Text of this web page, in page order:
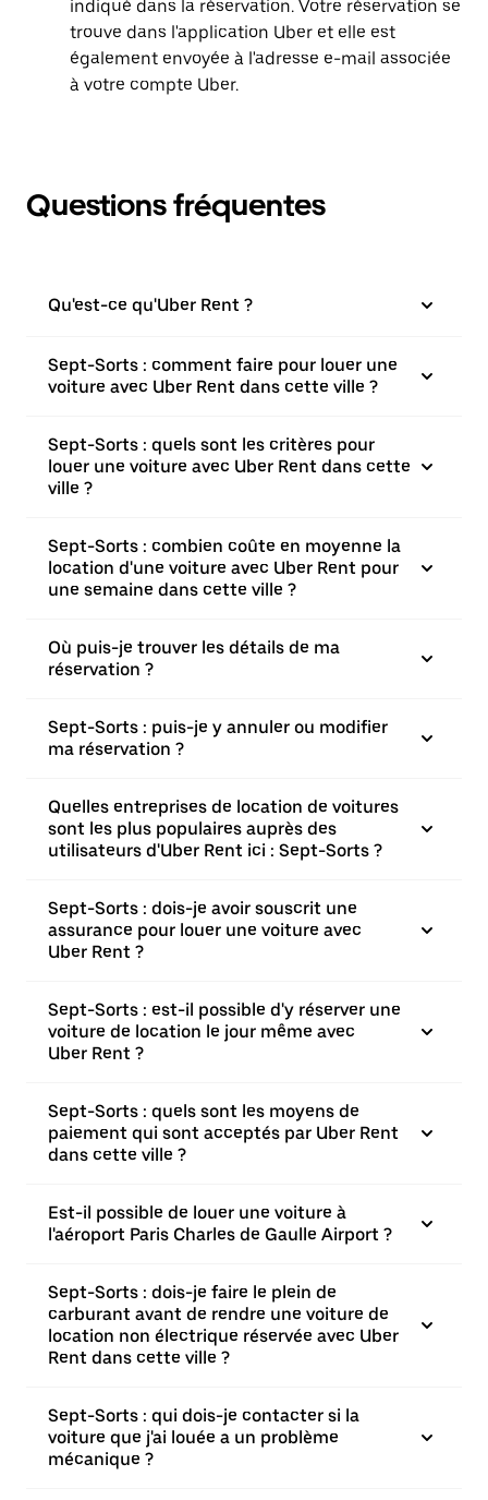
indiqué dans la réservation. Votre réservation se
trouve dans l'application Uber et elle est
également envoyée à l'adresse e-mail associée
à votre compte Uber.
Questions fréquentes
Qu'est-ce qu'Uber Rent ?
Sept-Sorts : comment faire pour louer une
voiture avec Uber Rent dans cette ville ?
Sept-Sorts : quels sont les critères pour
louer une voiture avec Uber Rent dans cette
ville ?
Sept-Sorts : combien coûte en moyenne la
location d'une voiture avec Uber Rent pour
une semaine dans cette ville ?
Où puis-je trouver les détails de ma
réservation ?
Sept-Sorts : puis-je y annuler ou modifier
ma réservation ?
Quelles entreprises de location de voitures
sont les plus populaires auprès des
utilisateurs d'Uber Rent ici : Sept-Sorts ?
Sept-Sorts : dois-je avoir souscrit une
assurance pour louer une voiture avec
Uber Rent ?
Sept-Sorts : est-il possible d'y réserver une
voiture de location le jour même avec
Uber Rent ?
Sept-Sorts : quels sont les moyens de
paiement qui sont acceptés par Uber Rent
dans cette ville ?
Est-il possible de louer une voiture à
l'aéroport Paris Charles de Gaulle Airport ?
Sept-Sorts : dois-je faire le plein de
carburant avant de rendre une voiture de
location non électrique réservée avec Uber
Rent dans cette ville ?
Sept-Sorts : qui dois-je contacter si la
voiture que j'ai louée a un problème
mécanique ?